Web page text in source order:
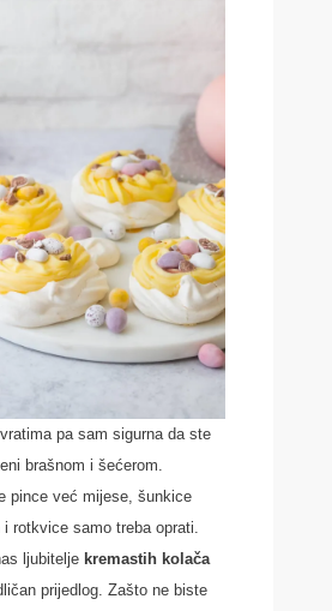
pa sam sigurna da ste
brašnom i šećerom.
pince već mijese, šunkice
i rotkvice samo treba oprati.
ljubitelje kremastih kolača
prijedlog. Zašto ne biste